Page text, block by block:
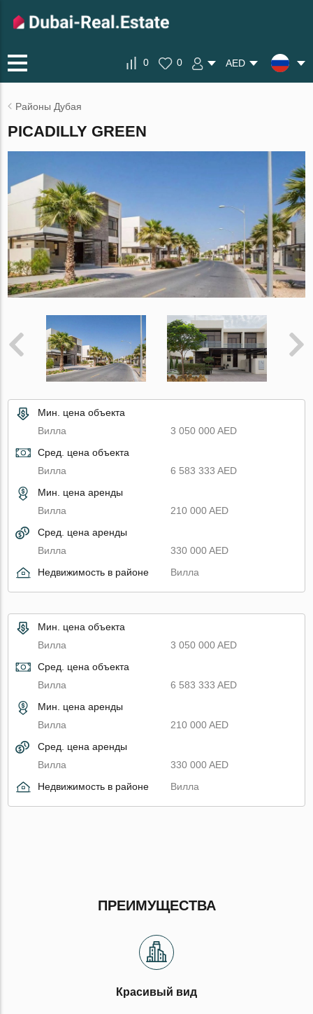
0 0 AED
Районы Дубая
PICADILLY GREEN
Мин. цена объекта
Вилла
3 050 000 AED
Сред. цена объекта
Вилла
6 583 333 AED
Мин. цена аренды
Вилла
210 000 AED
Сред. цена аренды
Вилла
330 000 AED
Недвижимость в районе
Вилла
Мин. цена объекта
Вилла
3 050 000 AED
Сред. цена объекта
Вилла
6 583 333 AED
Мин. цена аренды
Вилла
210 000 AED
Сред. цена аренды
Вилла
330 000 AED
Недвижимость в районе
Вилла
ПРЕИМУЩЕСТВА
Красивый вид